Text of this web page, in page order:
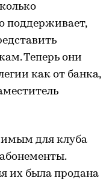
поддерживает,
Теперь они
как от банка,
для клуба
их была продана